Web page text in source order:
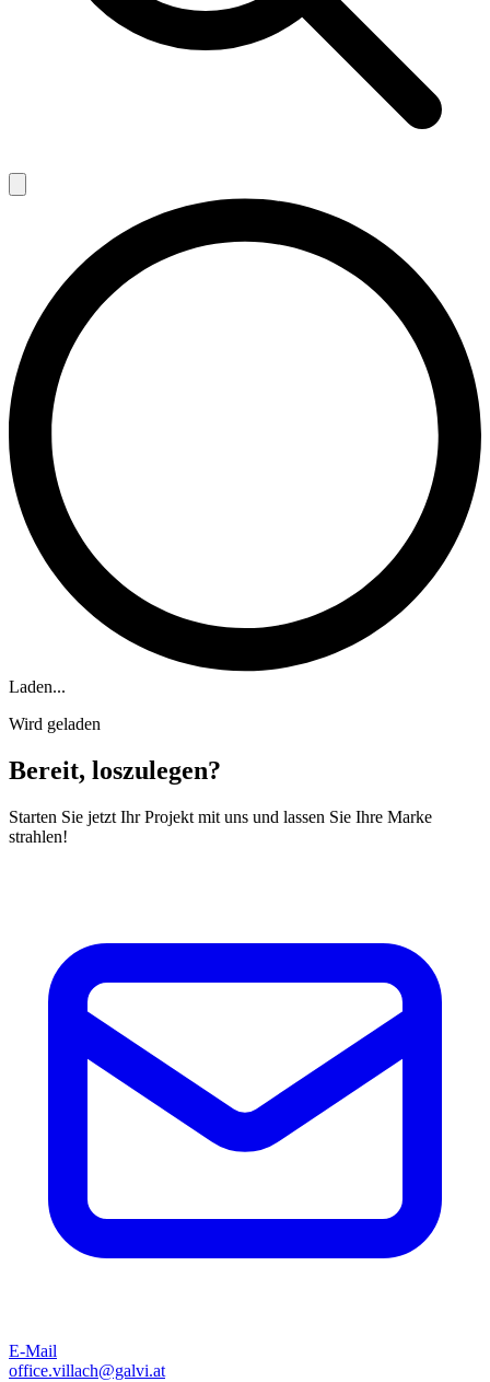
Laden...
Wird geladen
Bereit, loszulegen?
Starten Sie jetzt Ihr Projekt mit uns und lassen Sie Ihre Marke
strahlen!
E-Mail
office.villach@galvi.at